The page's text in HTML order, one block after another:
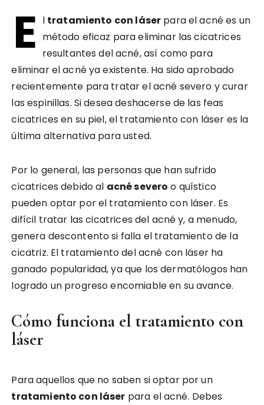
E l tratamiento con láser para el acné es un
método eficaz para eliminar las cicatrices
resultantes del acné, así como para
eliminar el acné ya existente. Ha sido aprobado
recientemente para tratar el acné severo y curar
las espinillas. Si desea deshacerse de las feas
cicatrices en su piel, el tratamiento con láser es la
última alternativa para usted.
Por lo general, las personas que han sufrido
cicatrices debido al acné severo o quístico
pueden optar por el tratamiento con láser. Es
difícil tratar las cicatrices del acné y, a menudo,
genera descontento si falla el tratamiento de la
cicatriz. El tratamiento del acné con láser ha
ganado popularidad, ya que los dermatólogos han
logrado un progreso encomiable en su avance.
Cómo funciona el tratamiento con
láser
Para aquellos que no saben si optar por un
tratamiento con láser para el acné. Debes